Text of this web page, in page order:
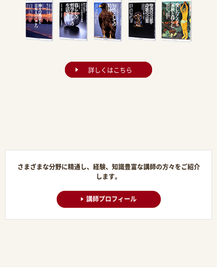
詳しくはこちら
さまざまな分野に精通し、経験、知識豊富な講師の方々をご紹介
します。
講師プロフィール